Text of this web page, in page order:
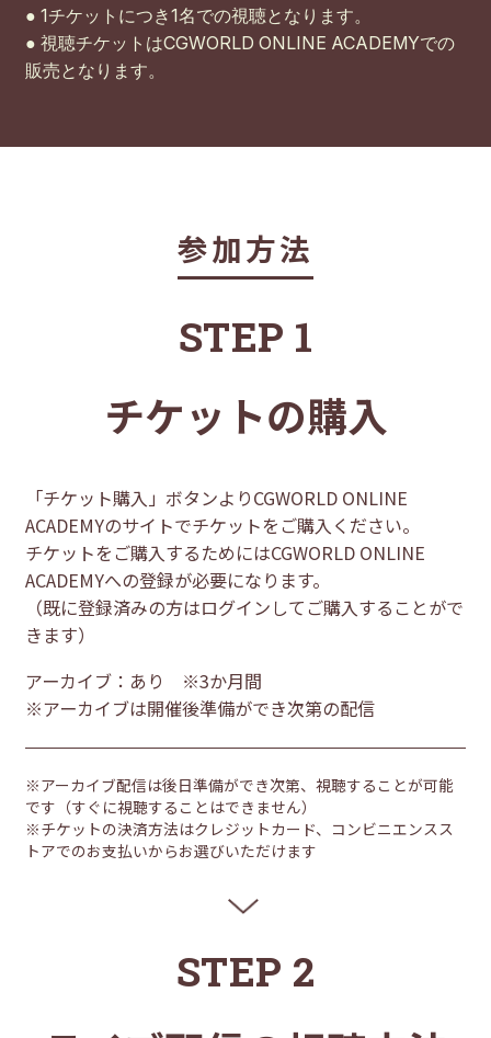
● 1チケットにつき1名での視聴となります。
● 視聴チケットはCGWORLD ONLINE ACADEMYでの
販売となります。
参加方法
STEP 1
チケットの購入
「チケット購入」ボタンよりCGWORLD ONLINE
ACADEMYのサイトでチケットをご購入ください。
チケットをご購入するためにはCGWORLD ONLINE
ACADEMYへの登録が必要になります。
（既に登録済みの方はログインしてご購入することがで
きます）
アーカイブ：あり ※3か月間
※アーカイブは開催後準備ができ次第の配信
※アーカイブ配信は後日準備ができ次第、視聴することが可能
です（すぐに視聴することはできません）
※チケットの決済方法はクレジットカード、コンビニエンスス
トアでのお支払いからお選びいただけます
STEP 2